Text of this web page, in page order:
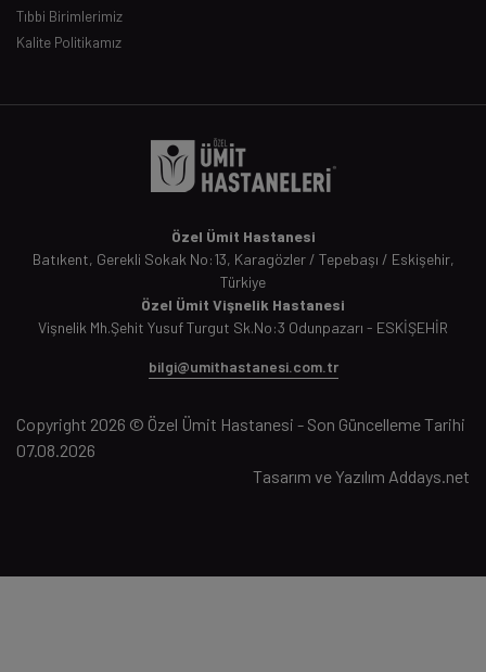
Tıbbi Birimlerimiz
Kalite Politikamız
Özel Ümit Hastanesi
Batıkent, Gerekli Sokak No:13, Karagözler / Tepebaşı / Eskişehir,
Türkiye
Özel Ümit Vişnelik Hastanesi
Vişnelik Mh.Şehit Yusuf Turgut Sk.No:3 Odunpazarı - ESKİŞEHİR
bilgi@umithastanesi.com.tr
Copyright 2026 © Özel Ümit Hastanesi - Son Güncelleme Tarihi
07.08.2026
Tasarım ve Yazılım Addays.net